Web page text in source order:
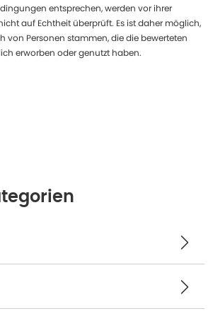
entsprechen, werden vor ihrer
auf Echtheit überprüft. Es ist daher möglich,
von Personen stammen, die die bewerteten
erworben oder genutzt haben.